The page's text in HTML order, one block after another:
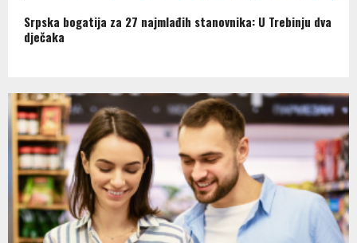
Srpska bogatija za 27 najmlađih stanovnika: U Trebinju dva
dječaka